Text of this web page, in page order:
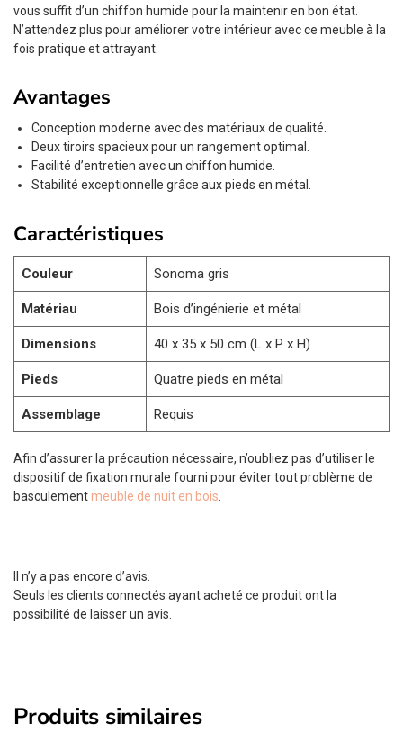
vous suffit d’un chiffon humide pour la maintenir en bon état.
N’attendez plus pour améliorer votre intérieur avec ce meuble à la
fois pratique et attrayant.
Avantages
Conception moderne avec des matériaux de qualité.
Deux tiroirs spacieux pour un rangement optimal.
Facilité d’entretien avec un chiffon humide.
Stabilité exceptionnelle grâce aux pieds en métal.
Caractéristiques
Couleur Sonoma gris
Matériau Bois d’ingénierie et métal
Dimensions 40 x 35 x 50 cm (L x P x H)
Pieds Quatre pieds en métal
Assemblage Requis
Afin d’assurer la précaution nécessaire, n’oubliez pas d’utiliser le
dispositif de fixation murale fourni pour éviter tout problème de
basculementmeuble de nuit en bois
Il n’y a pas encore d’avis.
Seuls les clients connectés ayant acheté ce produit ont la
possibilité de laisser un avis.
Produits similaires